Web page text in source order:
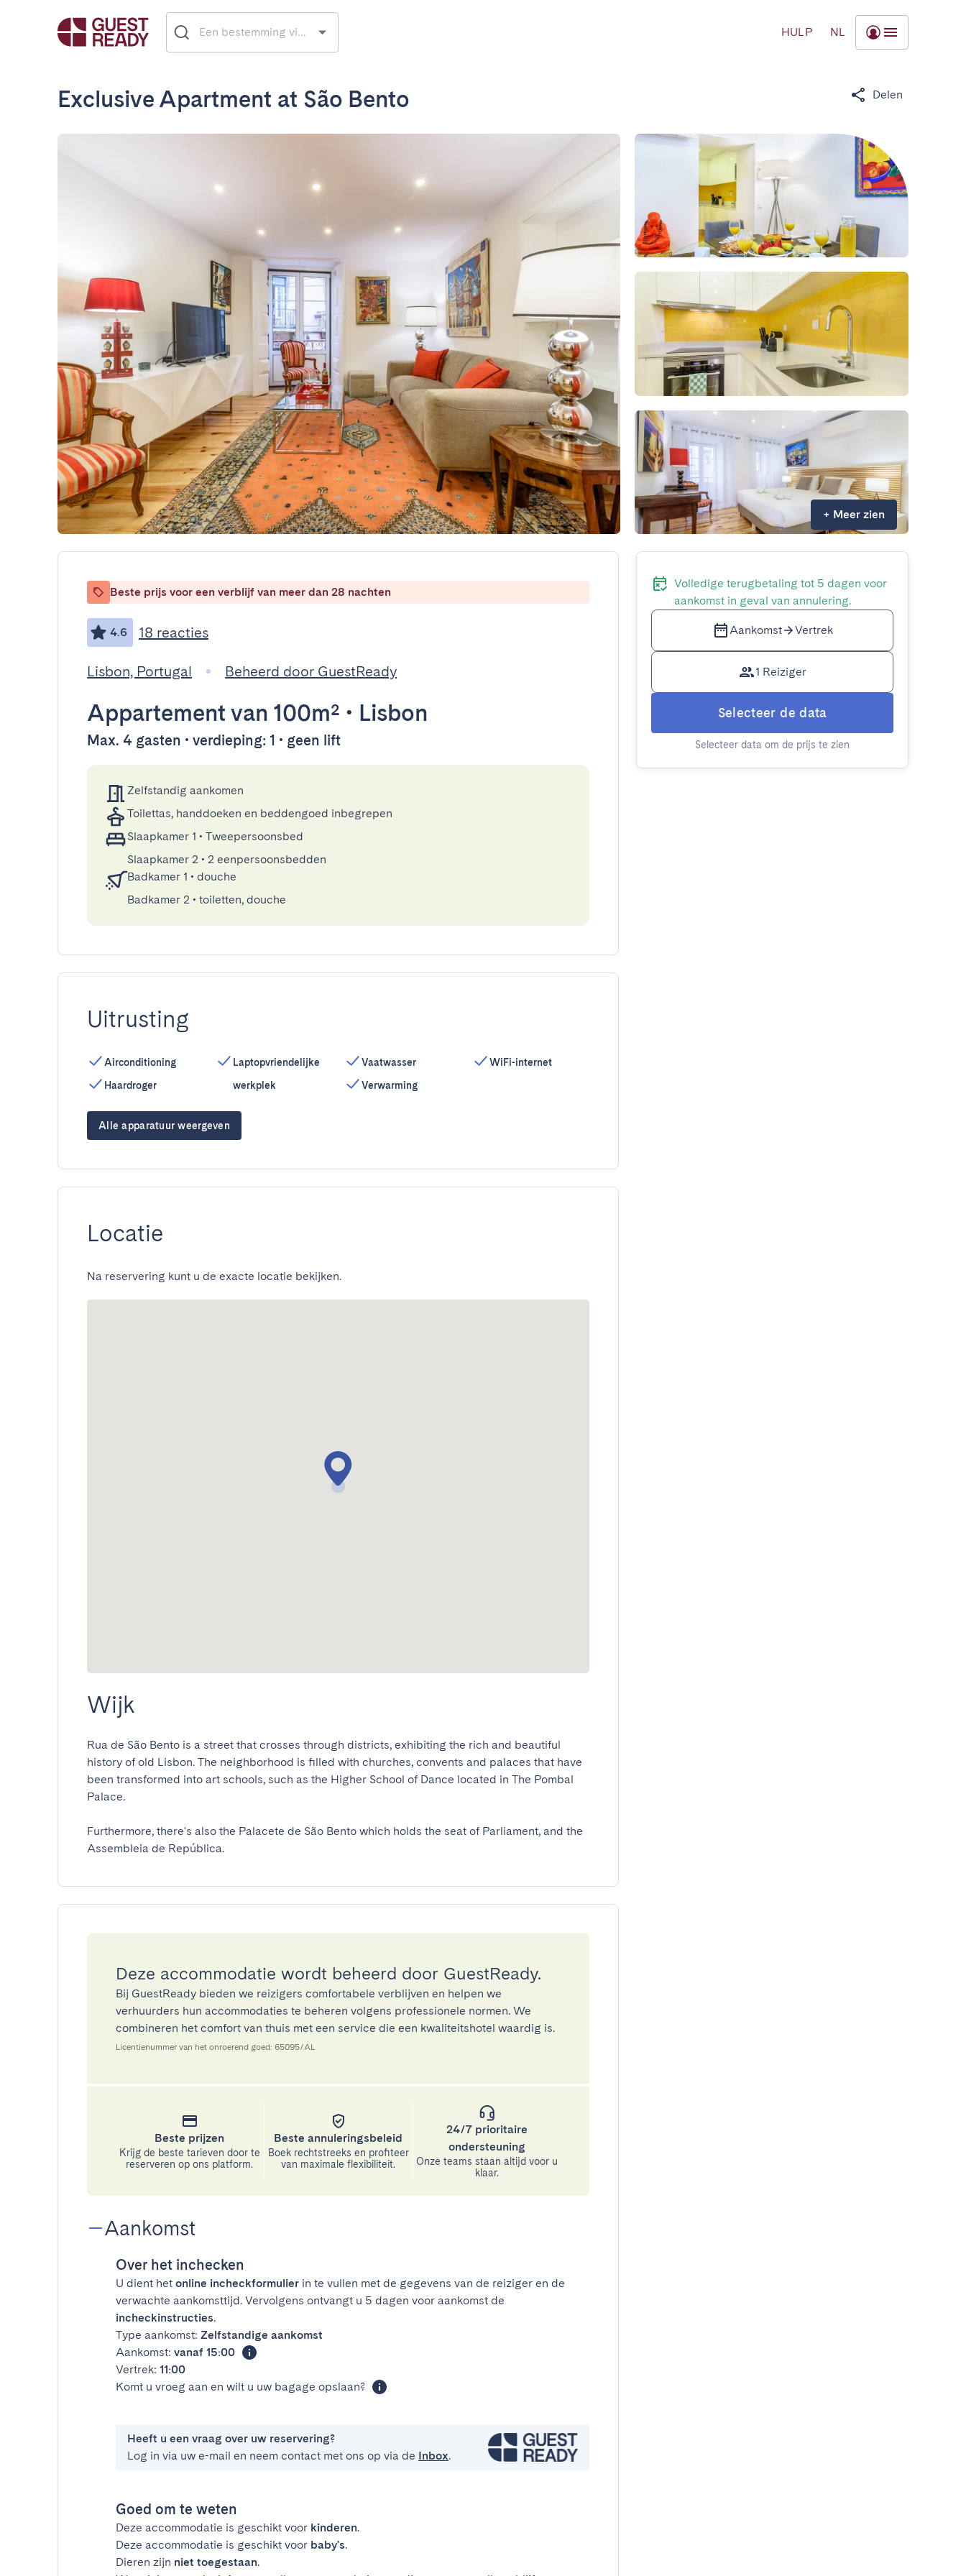
HULP NL
Exclusive Apartment at São Bento Delen
+ Meer zien
Beste prijs voor een verblijf van meer dan 28 nachten
4.6 18 reacties
Lisbon, Portugal Beheerd door GuestReady
Appartement van 100m² • Lisbon
Max. 4 gasten • verdieping: 1 • geen lift
Zelfstandig aankomen
Toilettas, handdoeken en beddengoed inbegrepen
Slaapkamer 1 • Tweepersoonsbed
Slaapkamer 2 • 2 eenpersoonsbedden
Badkamer 1 • douche
Badkamer 2 • toiletten, douche
Uitrusting
Airconditioning
Haardroger
Laptopvriendelijke
werkplek
Vaatwasser
Verwarming
WiFi-internet
Alle apparatuur weergeven
Locatie
Na reservering kunt u de exacte locatie bekijken.
Wijk
Rua de São Bento is a street that crosses through districts, exhibiting the rich and beautiful
history of old Lisbon. The neighborhood is filled with churches, convents and palaces that have
been transformed into art schools, such as the Higher School of Dance located in The Pombal
Palace.
Furthermore, there's also the Palacete de São Bento which holds the seat of Parliament, and the
Assembleia de República.
Deze accommodatie wordt beheerd door GuestReady.
Bij GuestReady bieden we reizigers comfortabele verblijven en helpen we
verhuurders hun accommodaties te beheren volgens professionele normen. We
combineren het comfort van thuis met een service die een kwaliteitshotel waardig is.
Licentienummer van het onroerend goed: 65095/AL
Beste prijzen
Krijg de beste tarieven door te
reserveren op ons platform.
Beste annuleringsbeleid
Boek rechtstreeks en profiteer
van maximale flexibiliteit.
24/7 prioritaire
ondersteuning
Onze teams staan altijd voor u
klaar.
Aankomst
Over het inchecken
U dient het online incheckformulier in te vullen met de gegevens van de reiziger en de
verwachte aankomsttijd. Vervolgens ontvangt u 5 dagen voor aankomst de
incheckinstructies.
Type aankomst: Zelfstandige aankomst
Aankomst: vanaf 15:00
Vertrek: 11:00
Komt u vroeg aan en wilt u uw bagage opslaan?
Heeft u een vraag over uw reservering?
Log in via uw e-mail en neem contact met ons op via de Inbox.
Goed om te weten
Deze accommodatie is geschikt voor kinderen.
Deze accommodatie is geschikt voor baby's.
Dieren zijn niet toegestaan.
Volledige terugbetaling tot 5 dagen voor
aankomst in geval van annulering.
Aankomst Vertrek
1 Reiziger
Selecteer de data
Selecteer data om de prijs te zien